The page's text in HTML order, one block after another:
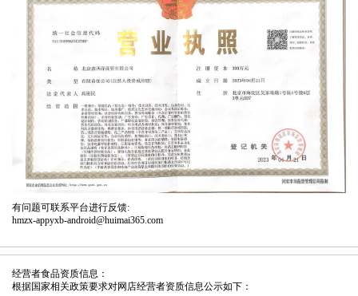
有问题可联系平台进行反馈:
hmzx-appyxb-android@huimai365.com
经营者食品资质信息：
根据国家相关政策要求对网店经营者资质信息公示如下：